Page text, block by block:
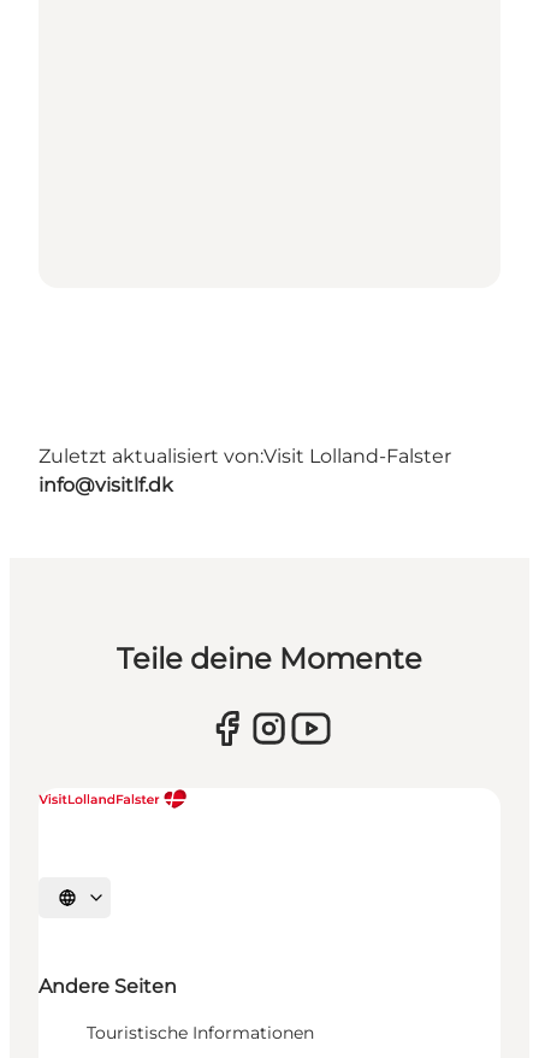
Zuletzt aktualisiert von:Visit Lolland-Falster
info@visitlf.dk
Teile deine Momente
Sprache auswählen
Andere Seiten
Touristische Informationen